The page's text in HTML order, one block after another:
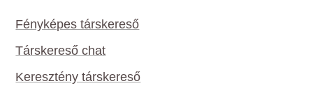
Fényképes társkereső
Társkereső chat
Keresztény társkereső